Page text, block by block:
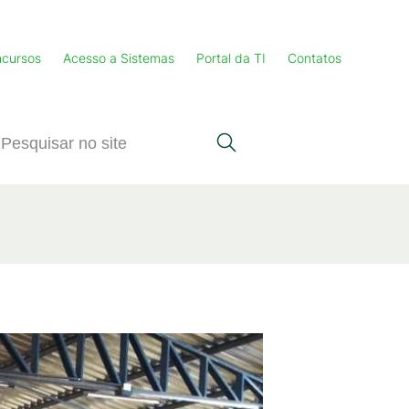
Acesso a Sistemas Portal da TI Contatos